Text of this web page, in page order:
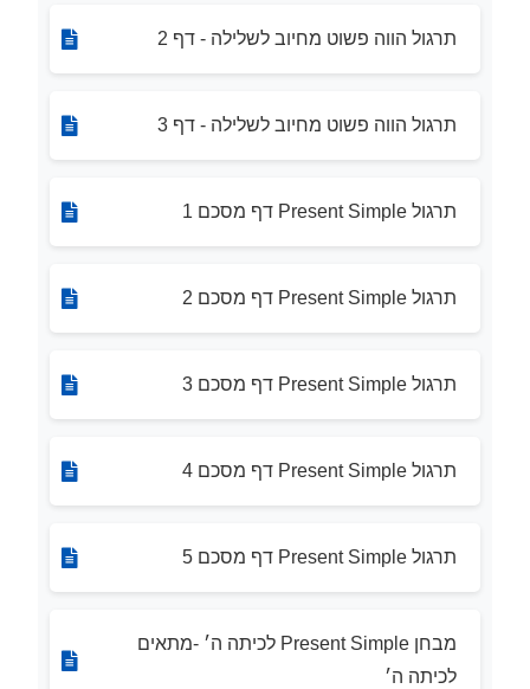
תרגול הווה פשוט מחיוב לשלילה - דף 2
תרגול הווה פשוט מחיוב לשלילה - דף 3
תרגול Present Simple דף מסכם 1
תרגול Present Simple דף מסכם 2
תרגול Present Simple דף מסכם 3
תרגול Present Simple דף מסכם 4
תרגול Present Simple דף מסכם 5
מבחן Present Simple לכיתה ה׳ -מתאים
לכיתה ה׳